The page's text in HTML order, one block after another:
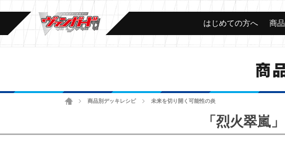
はじめての方へ 商
商
ホーム商品別デッキレシピ 未来を切り開く可能性の炎
「烈火翠嵐